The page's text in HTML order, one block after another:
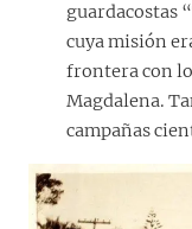
guardacostas
cuya misión
frontera con
Magdalena.
campañas